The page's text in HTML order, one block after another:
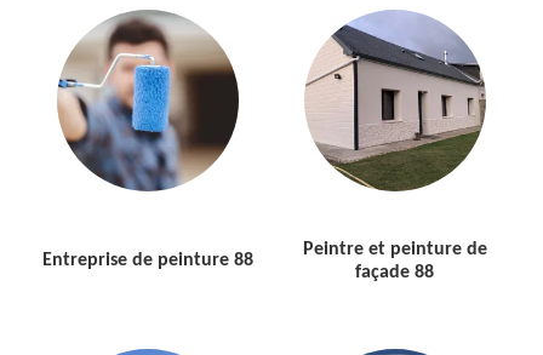
Entreprise de peinture 88
Peintre et peinture de
façade 88